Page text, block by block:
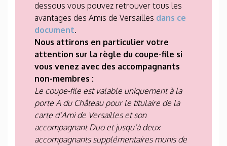
dessous vous pouvez retrouver tous les
avantages des Amis de Versailles dans ce
document.
Nous attirons en particulier votre
attention sur la règle du coupe-file si
vous venez avec des accompagnants
non-membres :
Le coupe-file est valable uniquement à la
porte A du Château pour le titulaire de la
carte d’Ami de Versailles et son
accompagnant Duo et jusqu’à deux
accompagnants supplémentaires munis de